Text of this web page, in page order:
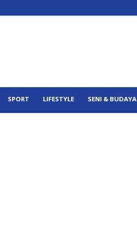
SPORT LIFESTYLE SENI & BUDAYA